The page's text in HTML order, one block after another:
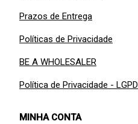
Prazos de Entrega
Políticas de Privacidade
BE A WHOLESALER
Política de Privacidade - LGPD
MINHA CONTA